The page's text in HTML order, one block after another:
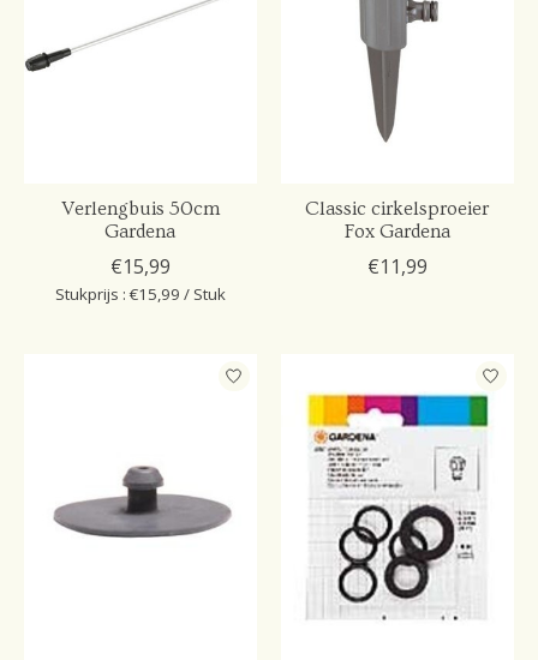
Verlengbuis 50cm
Gardena
€15,99
Stukprijs : €15,99 / Stuk
Classic cirkelsproeier
Fox Gardena
€11,99